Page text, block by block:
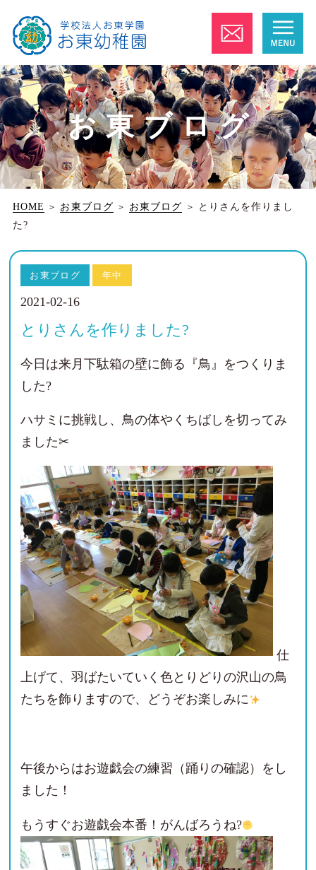
お東ブログ
HOME ＞ お東ブログ ＞ お東ブログ ＞
とりさんを作りまし
た?
お東ブログ 年中
2021-02-16
とりさんを作りました?
今日は来月下駄箱の壁に飾る『鳥』をつくりま
した?
ハサミに挑戦し、鳥の体やくちばしを切ってみ
ました✂
仕
上げて、羽ばたいていく色とりどりの沢山の鳥
たちを飾りますので、どうぞお楽しみに
午後からはお遊戯会の練習（踊りの確認）をし
ました！
もうすぐお遊戯会本番！がんばろうね?